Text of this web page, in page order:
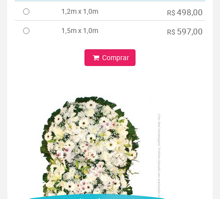
1,2m x 1,0m R$ 498,00
1,5m x 1,0m R$ 597,00
Comprar